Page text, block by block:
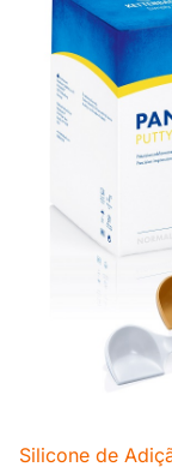
Silicone de